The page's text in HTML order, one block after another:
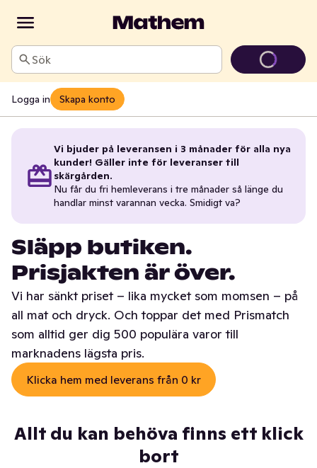
Sök
Logga in Skapa konto
Vi bjuder på leveransen i 3 månader för alla nya
kunder! Gäller inte för leveranser till
skärgården.
Nu får du fri hemleverans i tre månader så länge du
handlar minst varannan vecka. Smidigt va?
Släpp butiken.
Prisjakten är över.
Vi har sänkt priset – lika mycket som momsen – på
all mat och dryck. Och toppar det med Prismatch
som alltid ger dig 500 populära varor till
marknadens lägsta pris.
Klicka hem med leverans från 0 kr
Allt du kan behöva finns ett klick
bort